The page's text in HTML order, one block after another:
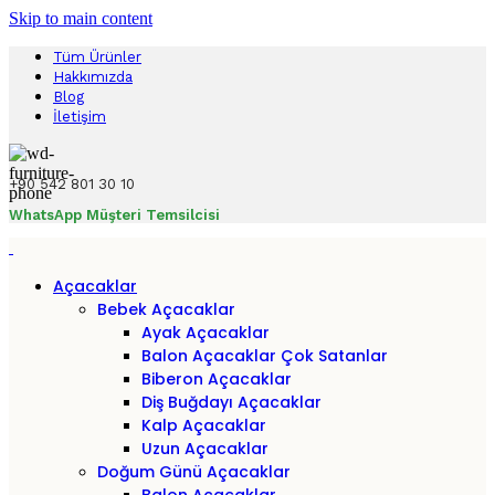
Skip to main content
Tüm Ürünler
Hakkımızda
Blog
İletişim
+90 542 801 30 10
WhatsApp Müşteri Temsilcisi
Açacaklar
Bebek Açacaklar
Ayak Açacaklar
Balon Açacaklar Çok Satanlar
Biberon Açacaklar
Diş Buğdayı Açacaklar
Kalp Açacaklar
Uzun Açacaklar
Doğum Günü Açacaklar